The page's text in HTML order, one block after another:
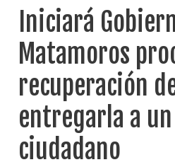
consejo ciudadano
Iniciará
Matamoros
recuperación
entregarla a
ciudadano